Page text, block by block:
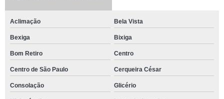
Aclimação Bela Vista
Bexiga Bixiga
Bom Retiro Centro
Centro de São Paulo Cerqueira César
Consolação Glicério